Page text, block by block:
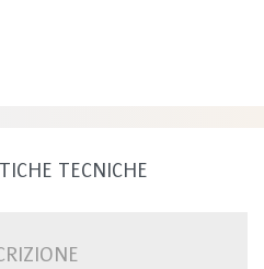
TECNICHE